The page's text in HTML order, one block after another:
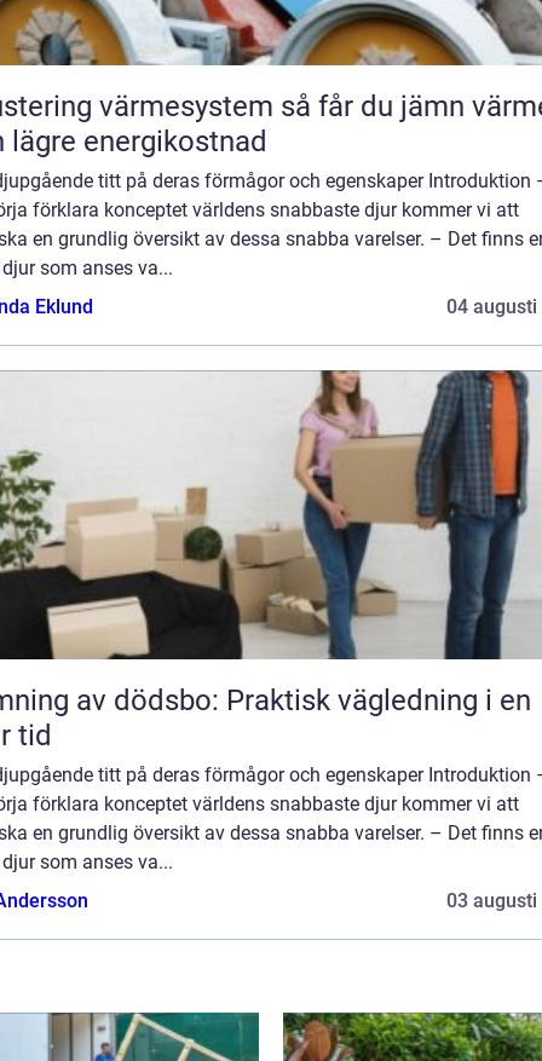
värmesystem så får du jämn värme
lägre energikostnad
titt på deras förmågor och egenskaper Introduktion
förklara konceptet världens snabbaste djur kommer vi att
en grundlig översikt av dessa snabba varelser. – Det finns
som anses va...
Eklund
04 augusti
av dödsbo: Praktisk vägledning i en
tid
titt på deras förmågor och egenskaper Introduktion
förklara konceptet världens snabbaste djur kommer vi att
en grundlig översikt av dessa snabba varelser. – Det finns
som anses va...
03 augusti